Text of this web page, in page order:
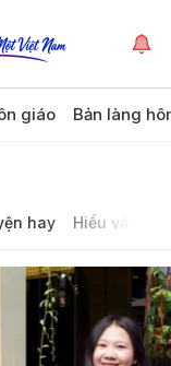
giáo Bản làng
hay Hiểu và